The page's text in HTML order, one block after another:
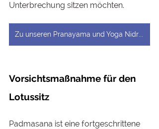
Unterbrechung sitzen möchten.
Vorsichtsmaßnahme für den
Lotussitz
Padmasana ist eine fortgeschrittene